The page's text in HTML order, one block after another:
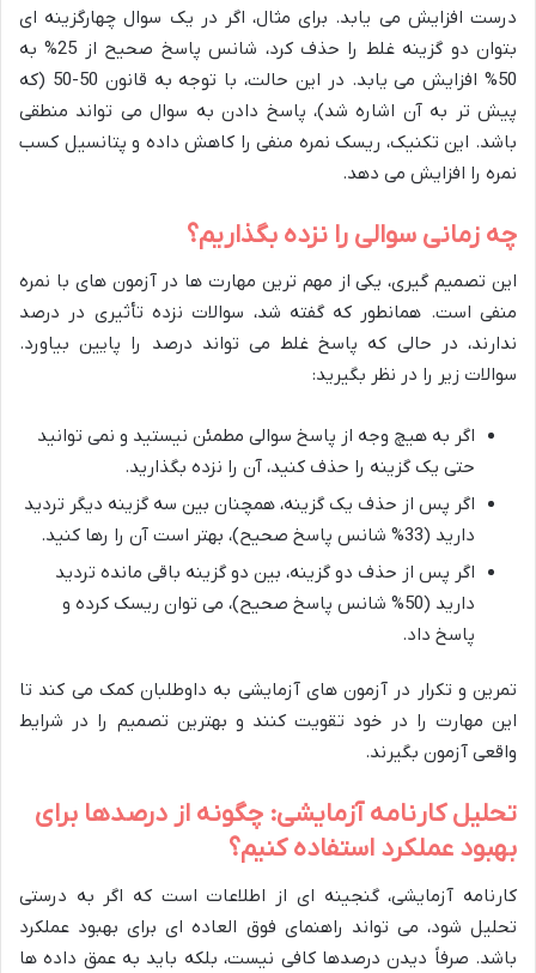
درست افزایش می یابد. برای مثال، اگر در یک سوال چهارگزینه ای
بتوان دو گزینه غلط را حذف کرد، شانس پاسخ صحیح از 25% به
50% افزایش می یابد. در این حالت، با توجه به قانون 50-50 (که
پیش تر به آن اشاره شد)، پاسخ دادن به سوال می تواند منطقی
باشد. این تکنیک، ریسک نمره منفی را کاهش داده و پتانسیل کسب
نمره را افزایش می دهد.
چه زمانی سوالی را نزده بگذاریم؟
این تصمیم گیری، یکی از مهم ترین مهارت ها در آزمون های با نمره
منفی است. همانطور که گفته شد، سوالات نزده تأثیری در درصد
ندارند، در حالی که پاسخ غلط می تواند درصد را پایین بیاورد.
سوالات زیر را در نظر بگیرید:
اگر به هیچ وجه از پاسخ سوالی مطمئن نیستید و نمی توانید
حتی یک گزینه را حذف کنید، آن را نزده بگذارید.
اگر پس از حذف یک گزینه، همچنان بین سه گزینه دیگر تردید
دارید (33% شانس پاسخ صحیح)، بهتر است آن را رها کنید.
اگر پس از حذف دو گزینه، بین دو گزینه باقی مانده تردید
دارید (50% شانس پاسخ صحیح)، می توان ریسک کرده و
پاسخ داد.
تمرین و تکرار در آزمون های آزمایشی به داوطلبان کمک می کند تا
این مهارت را در خود تقویت کنند و بهترین تصمیم را در شرایط
واقعی آزمون بگیرند.
تحلیل کارنامه آزمایشی: چگونه از درصدها برای
بهبود عملکرد استفاده کنیم؟
کارنامه آزمایشی، گنجینه ای از اطلاعات است که اگر به درستی
تحلیل شود، می تواند راهنمای فوق العاده ای برای بهبود عملکرد
باشد. صرفاً دیدن درصدها کافی نیست، بلکه باید به عمق داده ها